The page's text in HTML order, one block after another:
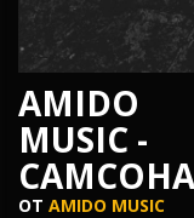
AMIDO
MUSIC -
САМСОНА
ОТ AMIDO MUSIC